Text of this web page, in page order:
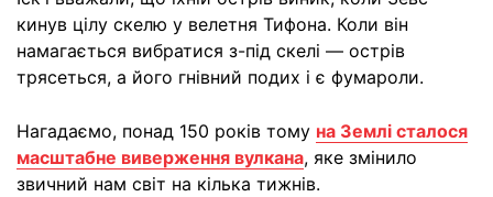
кинув цілу скелю у велетня Тифона. Коли він
намагається вибратися з-під скелі — острів
трясеться, а його гнівний подих і є фумароли.
Нагадаємо, понад 150 років тому на Землі сталося
масштабне виверження вулкана, яке змінило
звичний нам світ на кілька тижнів.